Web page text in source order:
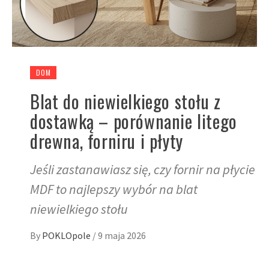
DOM
Blat do niewielkiego stołu z
dostawką – porównanie litego
drewna, forniru i płyty
Jeśli zastanawiasz się, czy fornir na płycie
MDF to najlepszy wybór na blat
niewielkiego stołu
By POKLOpole /9 maja 2026